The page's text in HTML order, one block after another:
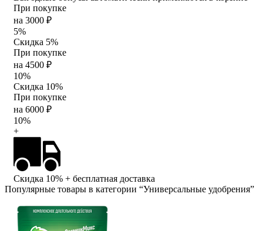
При покупке
на 3000 ₽
5%
Скидка 5%
При покупке
на 4500 ₽
10%
Скидка 10%
При покупке
на 6000 ₽
10%
+
Скидка 10% + бесплатная доставка
Популярные товары в категории “Универсальные удобрения”